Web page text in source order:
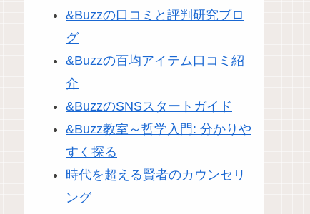
&Buzzの口コミと評判研究ブロ
グ
&Buzzの百均アイテム口コミ紹
介
&BuzzのSNSスタートガイド
&Buzz教室～哲学入門: 分かりや
すく探る
時代を超える賢者のカウンセリ
ング